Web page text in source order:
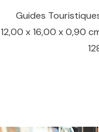
Guides
12,00 x 16,00 x 0,90